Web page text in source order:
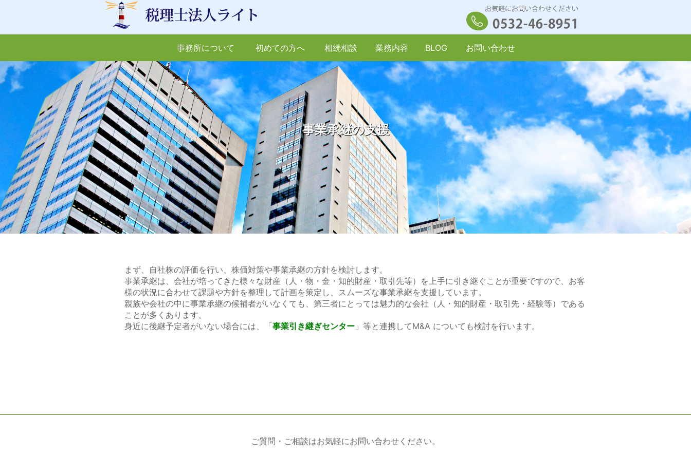
事務所について 初めての方へ 相続相談
相続税について 生前贈与について 信託を検討中お客様へ 同族会社を経営お客様へ 保険未加入のお客様へ 現預金が多いお客様へ
自宅を所有するお客様へ 不動産を活用した節税提案 広大地を所有お客様へ 資産防衛コンサルティング
業務内容
記帳指導
クラウド会計で自計化支援
（フィンテック）
開業支援・法人設立 経営改善 相続相談・相続対策 事業承継
MAS 監査
農業生産法人コンサルティ
ング
BLOG
セミナー 法人税 所得税 相続税 消費税 研修会案内
所長の趣味 その他
お問い合わせ
事業承継の支援
まず、自社株の評価を行い、株価対策や事業承継の方針を検討します。
事業承継は、会社が培ってきた様々な財産（人・物・金・知的財産・取引先等）を上手に引き継ぐことが重要ですので、お客
様の状況に合わせて課題や方針を整理して計画を策定し、スムーズな事業承継を支援しています。
親族や会社の中に事業承継の候補者がいなくても、第三者にとっては魅力的な会社（人・知的財産・取引先・経験等）である
ことが多くあります。
身近に後継予定者がいない場合には、「事業引き継ぎセンター 」等と連携してM&A についても検討を行います。
ご質問・ご相談はお気軽にお問い合わせください。